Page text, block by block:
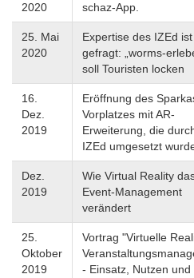
2020
schaz-App.
25. Mai
2020
Expertise des IZEd ist
gefragt: „worms-
soll Touristen locken
16.
Dez.
2019
Eröffnung des
Vorplatzes mit AR-
Erweiterung, die
IZEd umgesetzt
Dez.
2019
Wie Virtual Reality
Event-Management
verändert
25.
Oktober
2019
Vortrag "Virtuelle
- Einsatz, Nutzen und